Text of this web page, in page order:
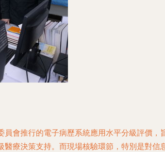
會推行的電子病歷系統應用水平分級評價，
療決策支持。而現場核驗環節，特別是對信